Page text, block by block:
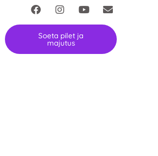
Soeta pilet ja
majutus